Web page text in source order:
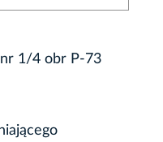
nr 1/4 obr P-73